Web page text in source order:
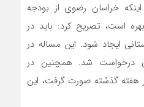
خراسان رضوی از بودجه
است، تصریح کرد: باید در
ایجاد شود. این مساله در
درخواست شد. همچنین در
هفته گذشته صورت گرفت، این